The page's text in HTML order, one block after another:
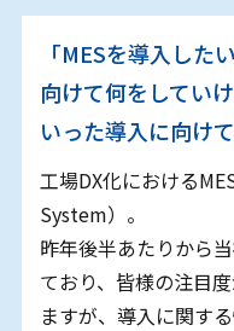
「MESを導入した
向けて何をしてい
いった導入に向け
工場DX化における
System）。
昨年後半あたりから
ており、皆様の注目
ますが、導入に関す